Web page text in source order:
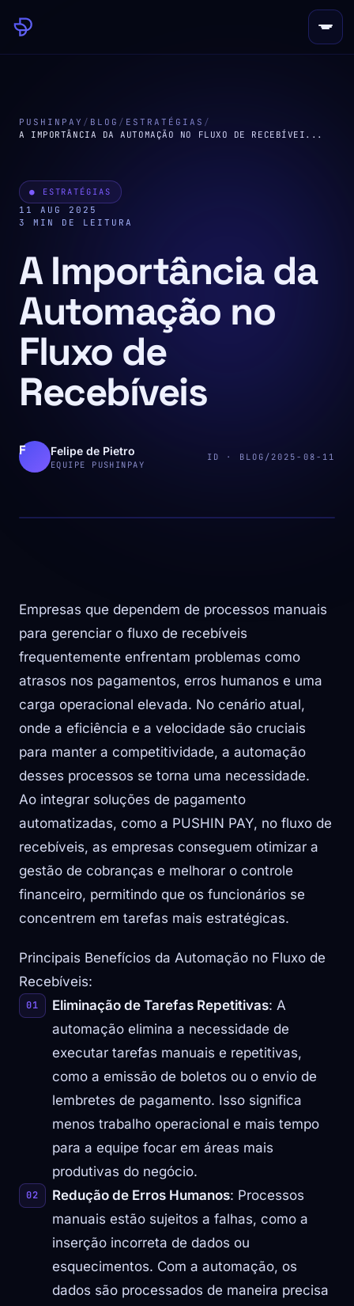
PUSHINPAY / BLOG / ESTRATÉGIAS /
A IMPORTÂNCIA DA AUTOMAÇÃO NO FLUXO DE RECEBÍVEI...
● ESTRATÉGIAS
11 AUG 2025
3 MIN DE LEITURA
A Importância da
Automação no
Fluxo de
Recebíveis
Felipe de Pietro
EQUIPE PUSHINPAY
ID · BLOG/2025-08-11
Empresas que dependem de processos manuais
para gerenciar o fluxo de recebíveis
frequentemente enfrentam problemas como
atrasos nos pagamentos, erros humanos e uma
carga operacional elevada. No cenário atual,
onde a eficiência e a velocidade são cruciais
para manter a competitividade, a automação
desses processos se torna uma necessidade.
Ao integrar soluções de pagamento
automatizadas, como a PUSHIN PAY, no fluxo de
recebíveis, as empresas conseguem otimizar a
gestão de cobranças e melhorar o controle
financeiro, permitindo que os funcionários se
concentrem em tarefas mais estratégicas.
Principais Benefícios da Automação no Fluxo de
Recebíveis:
Eliminação de Tarefas Repetitivas: A
automação elimina a necessidade de
executar tarefas manuais e repetitivas,
como a emissão de boletos ou o envio de
lembretes de pagamento. Isso significa
menos trabalho operacional e mais tempo
para a equipe focar em áreas mais
produtivas do negócio.
Redução de Erros Humanos: Processos
manuais estão sujeitos a falhas, como a
inserção incorreta de dados ou
esquecimentos. Com a automação, os
dados são processados de maneira precisa